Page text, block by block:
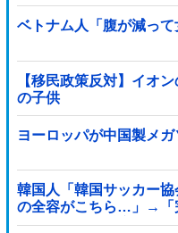
ベトナム人「腹が減って
【移民政策反対】イオ
の子供
ヨーロッパが中国製メ
韓国人「韓国サッカー
の全容がこちら…」→「
ル」＝韓国の反応